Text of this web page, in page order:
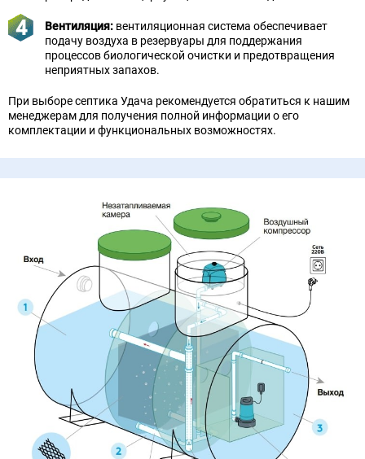
Вентиляция: вентиляционная система обеспечивает
подачу воздуха в резервуары для поддержания
процессов биологической очистки и предотвращения
неприятных запахов.
При выборе септика Удача рекомендуется обратиться к нашим
менеджерам для получения полной информации о его
комплектации и функциональных возможностях.